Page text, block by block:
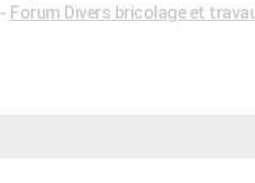
- Forum Divers bricolage et